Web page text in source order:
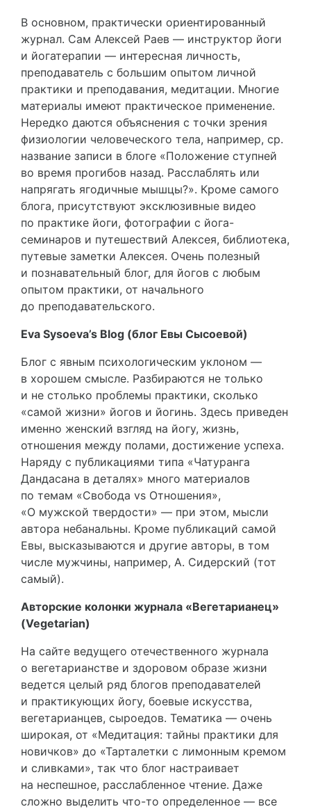
В основном, практически ориентированный
журнал. Сам Алексей Раев — инструктор йоги
и йогатерапии — интересная личность,
преподаватель с большим опытом личной
практики и преподавания, медитации. Многие
материалы имеют практическое применение.
Нередко даются объяснения с точки зрения
физиологии человеческого тела, например, ср.
название записи в блоге «Положение ступней
во время прогибов назад. Расслаблять или
напрягать ягодичные мышцы?». Кроме самого
блога, присутствуют эксклюзивные видео
по практике йоги, фотографии с йога-
семинаров и путешествий Алексея, библиотека,
путевые заметки Алексея. Очень полезный
и познавательный блог, для йогов с любым
опытом практики, от начального
до преподавательского.
Eva Sysoeva’s Blog (блог Евы Сысоевой)
Блог с явным психологическим уклоном —
в хорошем смысле. Разбираются не только
и не столько проблемы практики, сколько
«самой жизни» йогов и йогинь. Здесь приведен
именно женский взгляд на йогу, жизнь,
отношения между полами, достижение успеха.
Наряду с публикациями типа «Чатуранга
Дандасана в деталях» много материалов
по темам «Свобода vs Отношения»,
«О мужской твердости» — при этом, мысли
автора небанальны. Кроме публикаций самой
Евы, высказываются и другие авторы, в том
числе мужчины, например, А. Сидерский (тот
самый).
Авторские колонки журнала «Вегетарианец»
(Vegetarian)
На сайте ведущего отечественного журнала
о вегетарианстве и здоровом образе жизни
ведется целый ряд блогов преподавателей
и практикующих йогу, боевые искусства,
вегетарианцев, сыроедов. Тематика — очень
широкая, от «Медитация: тайны практики для
новичков» до «Тарталетки с лимонным кремом
и сливками», так что блог настраивает
на неспешное, расслабленное чтение. Даже
сложно выделить что-то определенное — все